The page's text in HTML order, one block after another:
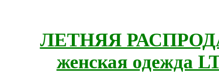
ЛЕТНЯЯ
женская одежда